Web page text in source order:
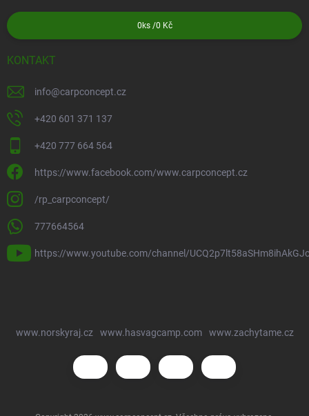
0ks /0 Kč
KONTAKT
info@carpconcept.cz
+420 601 371 137
+420 777 664 564
https://www.facebook.com/www.carpconcept.cz
/rp_carpconcept/
777664564
https://www.youtube.com/channel/
www.norskyraj.cz www.hasvagcamp.com www.zachytame.cz